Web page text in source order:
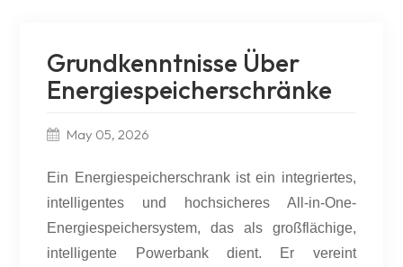
Grundkenntnisse Über
Energiespeicherschränke
May 05, 2026
Ein Energiespeicherschrank ist ein integriertes,
intelligentes und hochsicheres All-in-One-
Energiespeichersystem, das als großflächige,
intelligente Powerbank dient. Er vereint